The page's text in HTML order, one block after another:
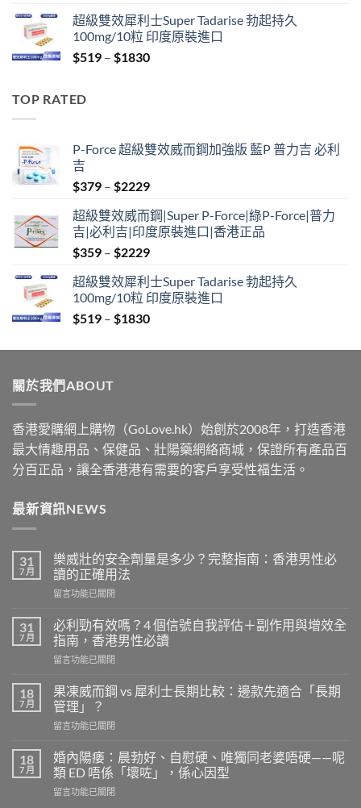
$829
through
$2129
超級雙效犀利士Super Tadarise 勃起持久
100mg/10粒 印度原裝進口
$519 – $1830Price
TOP RATED
P-Force 超級雙效威而鋼加強版 藍P 普力吉 必利
吉
$379 – $2229Price
$379
through
$2229
超級雙效威而鋼|Super P-Force|綠P-Force|普力
吉|必利吉|印度原裝進口|香港正品
$359 – $2229Price
$359
through
$2229
超級雙效犀利士Super Tadarise 勃起持久
100mg/10粒 印度原裝進口
$519 – $1830Price
$519
關於我們ABOUT
香港愛購網上購物（GoLove.hk）始創於2008年，打造香港
最大情趣用品、保健品、壯陽藥網絡商城，保證所有產品百
分百正品，讓全香港港有需要的客戶享受性福生活。
最新資訊NEWS
31
7 月
樂威壯的安全劑量是多少？完整指南：香港男性必
讀的正確用法
在
威
壯
的
安
劑
量
是
多
完
整
南：
留言功能已關閉
31
7 月
必利勁有效嗎？4 個信號自我評估＋副作用與增效全
指南，香港男性必讀
在
利
勁
有
效
4
個
信
號
留言功能已關閉
18
7 月
果凍威而鋼 vs 犀利士長期比較：邊款先適合「長期
管理」？
在
凍
威
而
鋼
留言功能已關閉
18
7 月
婚內陽痿：晨勃好、自慰硬、唯獨同老婆唔硬——呢
類 ED 唔係「壞咗」，係心因型
在
留言功能已關閉